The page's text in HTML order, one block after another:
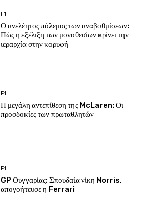
F1
Ο ανελέητος πόλεμος των αναβαθμίσεων:
Πώς η εξέλιξη των μονοθεσίων κρίνει την
ιεραρχία στην κορυφή
F1
Η μεγάλη αντεπίθεση της McLaren: Οι
προσδοκίες των πρωταθλητών
F1
GP Ουγγαρίας: Σπουδαία νίκη Norris,
απογοήτευσε η Ferrari